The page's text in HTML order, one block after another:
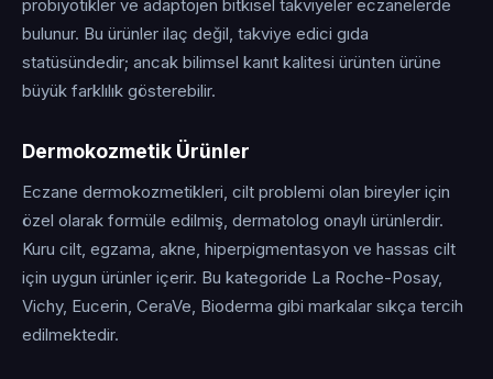
probiyotikler ve adaptojen bitkisel takviyeler eczanelerde
bulunur. Bu ürünler ilaç değil, takviye edici gıda
statüsündedir; ancak bilimsel kanıt kalitesi ürünten ürüne
büyük farklılık gösterebilir.
Dermokozmetik Ürünler
Eczane dermokozmetikleri, cilt problemi olan bireyler için
özel olarak formüle edilmiş, dermatolog onaylı ürünlerdir.
Kuru cilt, egzama, akne, hiperpigmentasyon ve hassas cilt
için uygun ürünler içerir. Bu kategoride La Roche-Posay,
Vichy, Eucerin, CeraVe, Bioderma gibi markalar sıkça tercih
edilmektedir.